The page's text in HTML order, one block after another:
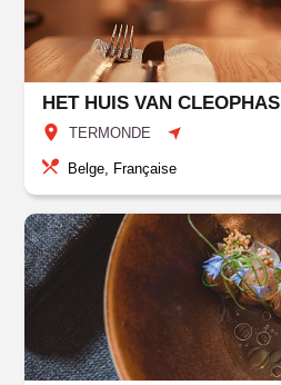
HET HUIS VAN CLEOPHAS
TERMONDE
Belge, Française